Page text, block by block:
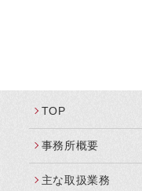
TOP
事務所概要
主な取扱業務